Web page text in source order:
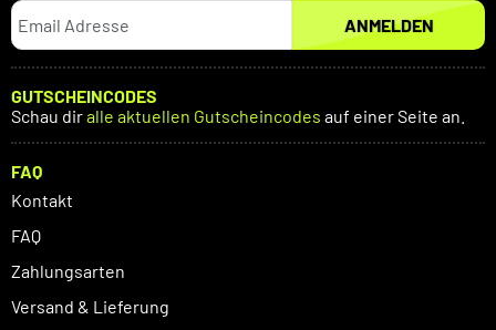
ANMELDEN
GUTSCHEINCODES
Schau diralle aktuellen Gutscheincodes auf einer Seite an.
FAQ
Kontakt
FAQ
Zahlungsarten
Versand & Lieferung